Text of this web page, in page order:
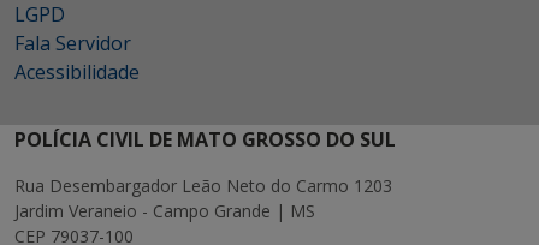
LGPD
Fala Servidor
Acessibilidade
POLÍCIA CIVIL DE MATO GROSSO DO SUL
Rua Desembargador Leão Neto do Carmo 1203
Jardim Veraneio - Campo Grande | MS
CEP 79037-100